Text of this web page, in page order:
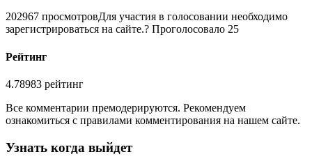
202967 просмотровДля участия в голосовании необходимо
зарегистрироваться на сайте.? Проголосовало 25
Рейтинг
4.78983 рейтинг
Все комментарии премодерируются. Рекомендуем
ознакомиться с правилами комментирования на нашем сайте.
Узнать когда выйдет